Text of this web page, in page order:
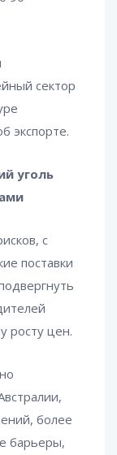
сектор
экспорте.
уголь
с
поставки
росту цен.
более
барьеры,